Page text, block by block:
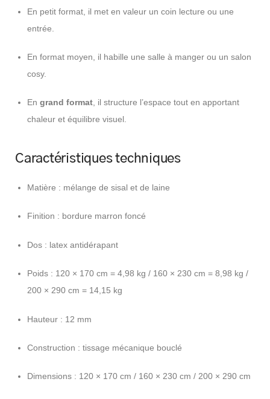
En petit format, il met en valeur un coin lecture ou une
entrée.
En format moyen, il habille une salle à manger ou un salon
cosy.
En grand format, il structure l’espace tout en apportant
chaleur et équilibre visuel.
Caractéristiques techniques
Matière : mélange de sisal et de laine
Finition : bordure marron foncé
Dos : latex antidérapant
Poids : 120 × 170 cm = 4,98 kg / 160 × 230 cm = 8,98 kg /
200 × 290 cm = 14,15 kg
Hauteur : 12 mm
Construction : tissage mécanique bouclé
Dimensions : 120 × 170 cm / 160 × 230 cm / 200 × 290 cm